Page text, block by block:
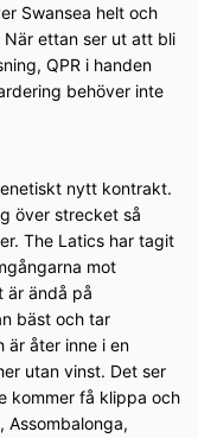
Swansea helt och
ettan ser ut att bli
QPR i handen
behöver inte
nytt kontrakt.
över strecket så
The Latics har tagit
mot
är ändå på
bäst och tar
är åter inne i en
utan vinst. Det ser
kommer få klippa och
Assombalonga,